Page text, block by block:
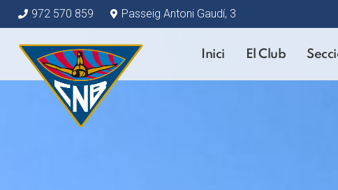
972 570 859 Passeig Antoni Gaudí, 3
Inici El Club